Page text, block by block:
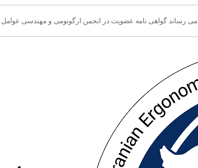
می رساند گواهی نامه عضویت در انجمن ارگونومی و مهندسی